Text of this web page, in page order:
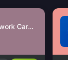
PlayStation Network Card (MY)